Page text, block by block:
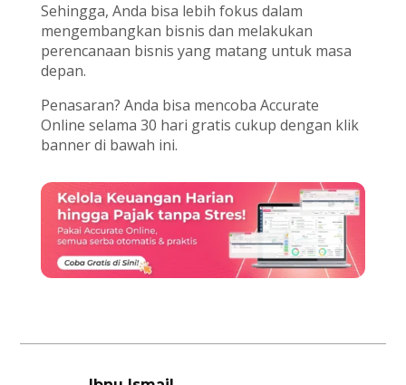
Sehingga, Anda bisa lebih fokus dalam
mengembangkan bisnis dan melakukan
perencanaan bisnis yang matang untuk masa
depan.
Penasaran? Anda bisa mencoba Accurate
Online selama 30 hari gratis cukup dengan klik
banner di bawah ini.